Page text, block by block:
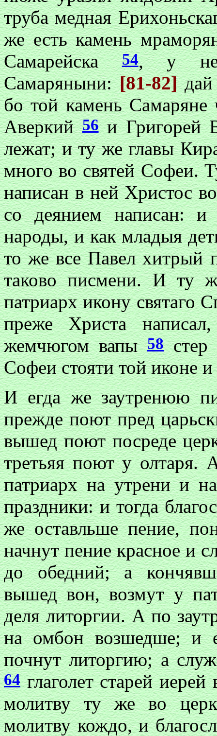
труба медная
же есть камень
Самарейска54, у
Самаряныни:[81-82]
бо той камень Самаряне
Аверкий56и Григорей
лежат; и ту же главы
много во святейСофеи.
написан в ней Христос
со деянием написан:
народы, и как младыя
то же все Павел хитрый
таково писмени. И ту
патриарх икону святаго
преже Христа
жемчюгом вапы58стер
Софеистояти той иконе
И егда же заутренюю
прежде поют пред
вышед поют посреде
третьяя поют у олтаря.
патриарх на утрени и
праздники: и тогда
же оставльше пение,
начнут пение красное и
до обедний; а
вышед вон, возмут у
деля литоргии. А по
на омбон возшедше; и
почнут литоргию; а
64глаголет старей иерей
молитву ту же во
молитву кождо, и